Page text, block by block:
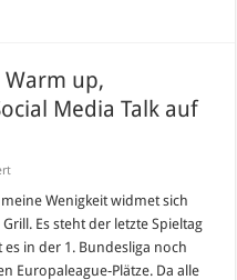
Warm up,
Media Talk auf
für
Finale
Warm
up,
Prognose,TV-
Plan
Wenigkeit widmet sich
Es steht der letzte Spieltag
in der 1. Bundesliga noch
Europaleague-Plätze. Da alle